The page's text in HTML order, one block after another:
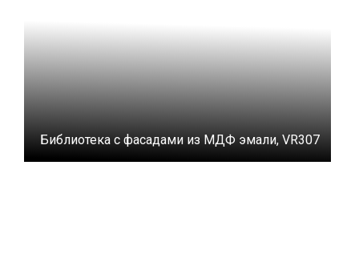
Библиотека с фасадами из МДФ эмали, VR307